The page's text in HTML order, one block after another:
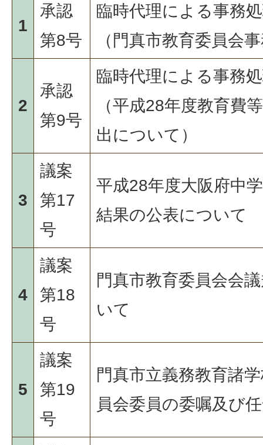
1
承認
第8号
臨時代理による事務
（門真市教育委員会
2
承認
第9号
臨時代理による事務
（平成28年度教育費
出について）
3
議案
第17
号
平成28年度大阪府中
結果の公表について
4
議案
第18
号
門真市教育委員会会
いて
5
議案
第19
号
門真市立義務教育諸
員会委員の委嘱及び